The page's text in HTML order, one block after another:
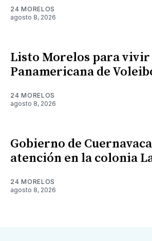
24 MORELOS
agosto 8, 2026
Listo Morelos para vivir
Panamericana de
24 MORELOS
agosto 8, 2026
Gobierno de
atención en la colonia
24 MORELOS
agosto 8, 2026